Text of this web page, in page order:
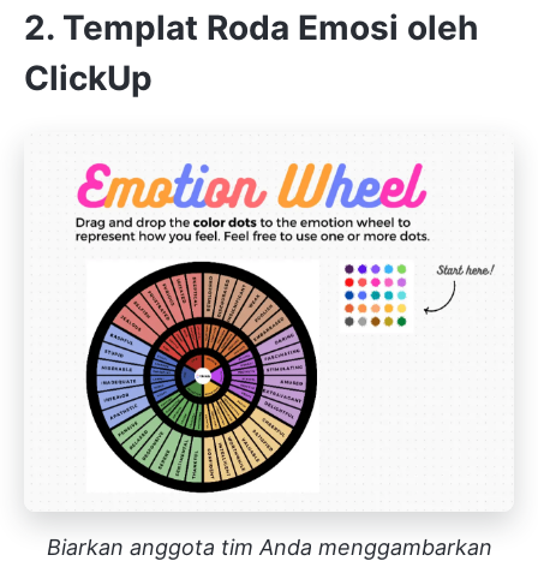
2. Templat Roda Emosi oleh
ClickUp
Biarkan anggota tim Anda menggambarkan